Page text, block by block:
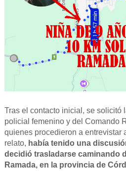
Tras el contacto inicial, se solicitó
policial femenino y del Comando
quienes procedieron a entrevistar
relato, había tenido una
decidió trasladarse caminando
Ramada, en la provincia de